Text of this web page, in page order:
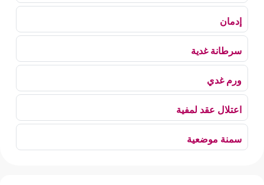
إدمان
سرطانة غدية
ورم غدي
اعتلال عقد لمفية
سمنة موضعية